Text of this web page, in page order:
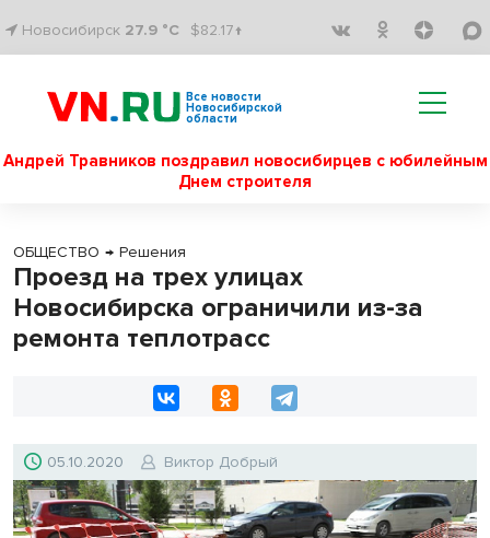
Новосибирск 27.9 °C $82.17↑
Все новости
Новосибирской
области
Андрей Травников поздравил новосибирцев с юбилейным
Днем строителя
ОБЩЕСТВО → Решения
Проезд на трех улицах
Новосибирска ограничили из-за
ремонта теплотрасс
05.10.2020 Виктор Добрый